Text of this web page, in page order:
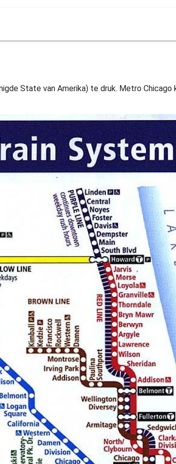
State van Amerika) te druk. Metro